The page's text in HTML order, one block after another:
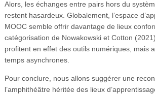
Alors, les échanges entre pairs hors du
restent hasardeux. Globalement, l’espace
MOOC semble offrir davantage de lieux
catégorisation de Nowakowski et Cotton
profitent en effet des outils numériques, mais
temps asynchrones.
Pour conclure, nous allons suggérer une
l’amphithéâtre héritée des lieux